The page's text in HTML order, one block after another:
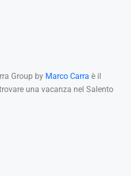
Group by Marco Carra è il
una vacanza nel Salento